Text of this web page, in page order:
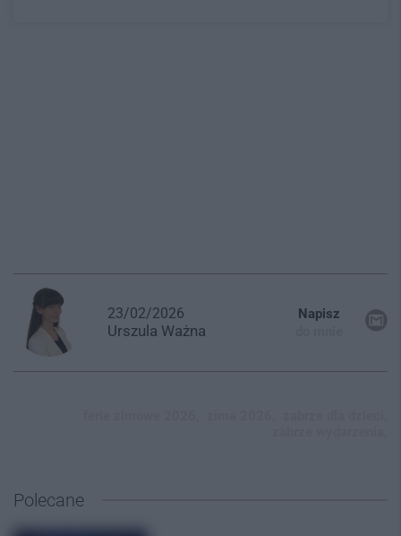
23/02/2026
Urszula Ważna
Napisz
Polecane